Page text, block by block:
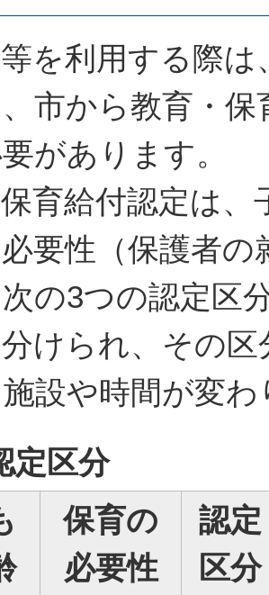
を利用する際は
市から教育・保
があります。
育給付認定は、
要性（保護者の
の3つの認定区
けられ、その
設や時間が変わ
定区分
保育の
必要性
認定
区分